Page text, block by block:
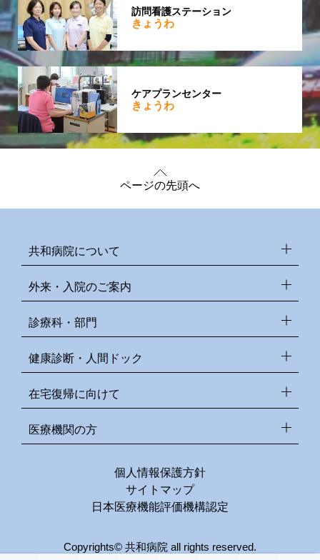
訪問看護ステーション
きょうわ
ケアプランセンター
きょうわ
ページの先頭へ
共和病院について
外来・入院のご案内
診療科・部門
健康診断・人間ドック
在宅復帰に向けて
医療機関の方
個人情報保護方針
サイトマップ
日本医療機能評価機構認定
Copyrights© 共和病院 all rights reserved.